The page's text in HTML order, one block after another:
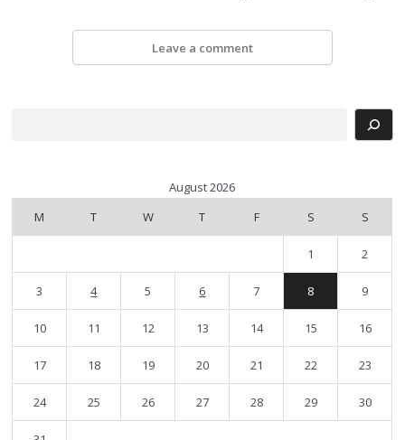
Leave a comment
August 2026
M
T W T F S S
1 2
3 4 5 6 7 8 9
10 11 12 13 14 15 16
17 18 19 20 21 22 23
24 25 26 27 28 29 30